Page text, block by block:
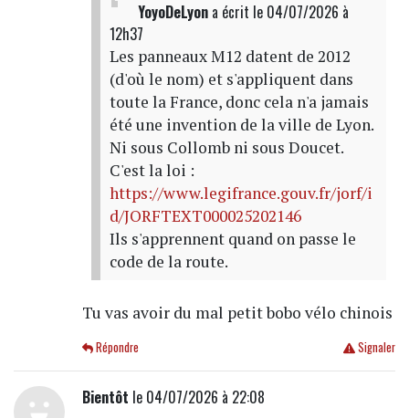
YoyoDeLyona écrit le 04/07/2026 à
12h37
Les panneaux M12 datent de 2012
(d'où le nom) et s'appliquent dans
toute la France, donc cela n'a jamais
été une invention de la ville de Lyon.
Ni sous Collomb ni sous Doucet.
C'est la loi :
https://www.legifrance.gouv.fr/jorf/i
d/JORFTEXT000025202146
Ils s'apprennent quand on passe le
code de la route.
Tu vas avoir du mal petit bobo vélo chinois
Signaler
Répondre
Bientôt le 04/07/2026 à 22:08